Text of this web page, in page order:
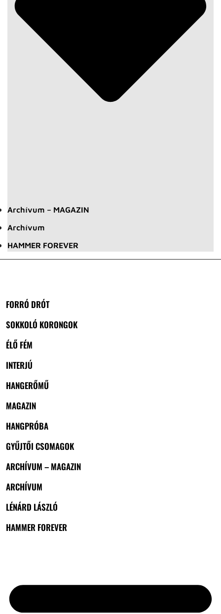
Archívum – MAGAZIN
Archívum
HAMMER FOREVER
FORRÓ DRÓT
SOKKOLÓ KORONGOK
ÉLŐ FÉM
INTERJÚ
HANGERŐMŰ
MAGAZIN
HANGPRÓBA
GYŰJTŐI CSOMAGOK
ARCHÍVUM – MAGAZIN
ARCHÍVUM
LÉNÁRD LÁSZLÓ
HAMMER FOREVER